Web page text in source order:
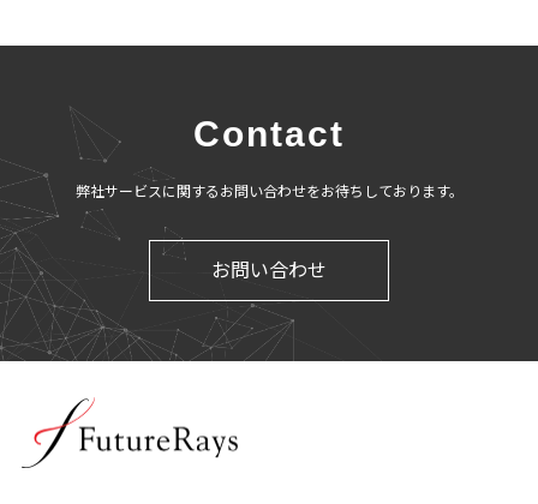
Contact
弊社サービスに関するお問い合わせをお待ちしております。
お問い合わせ